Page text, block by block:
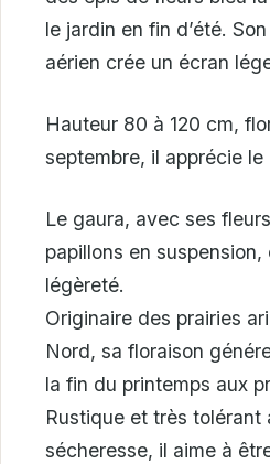
le jardin en fin d’été.
aérien crée un écran
Hauteur 80 à 120 cm,
septembre, il apprécie le
Le gaura, avec ses
papillons en
légèreté.
Originaire des prairies
Nord, sa floraison
la fin du printemps aux
Rustique et très tolérant
sécheresse, il aime à